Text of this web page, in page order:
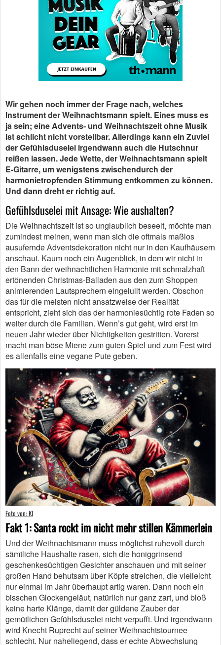
Wir gehen noch immer der Frage nach, welches
Instrument der Weihnachtsmann spielt. Eines muss es
ja sein; eine Advents- und Weihnachtszeit ohne Musik
ist schlicht nicht vorstellbar. Allerdings kann ein Zuviel
der Gefühlsduselei irgendwann auch die Hutschnur
reißen lassen. Jede Wette, der Weihnachtsmann spielt
E-Gitarre, um wenigstens zwischendurch der
harmonietropfenden Stimmung entkommen zu können.
Und dann dreht er richtig auf.
Gefühlsduselei mit Ansage: Wie aushalten?
Die Weihnachtszeit ist so unglaublich beseelt, möchte man
zumindest meinen, wenn man sich die oftmals maßlos
ausufernde Adventsdekoration nicht nur in den Kaufhäusern
anschaut. Kaum noch ein Augenblick, in dem wir nicht in
den Bann der weihnachtlichen Harmonie mit schmalzhaft
ertönenden Christmas-Balladen aus den zum Shoppen
animierenden Lautsprechern eingelullt werden. Obschon
das für die meisten nicht ansatzweise der Realität
entspricht, zieht sich das der harmoniesüchtig rote Faden so
weiter durch die Familien. Wenn’s gut geht, wird erst im
neuen Jahr wieder über Nichtigkeiten gestritten. Vorerst
macht man böse Miene zum guten Spiel und zum Fest wird
es allenfalls eine vegane Pute geben.
Foto von: KI
Fakt 1: Santa rockt im nicht mehr stillen Kämmerlein
Und der Weihnachtsmann muss möglichst ruhevoll durch
sämtliche Haushalte rasen, sich die honiggrinsend
geschenkesüchtigen Gesichter anschauen und mit seiner
großen Hand behutsam über Köpfe streichen, die vielleicht
nur einmal im Jahr überhaupt artig waren. Dann noch ein
bisschen Glockengeläut, natürlich nur ganz zart, und bloß
keine harte Klänge, damit der güldene Zauber der
gemütlichen Gefühlsduselei nicht verpufft. Und irgendwann
wird Knecht Ruprecht auf seiner Weihnachtstournee
schlecht. Nur naheliegend, dass er echte Abwechslung